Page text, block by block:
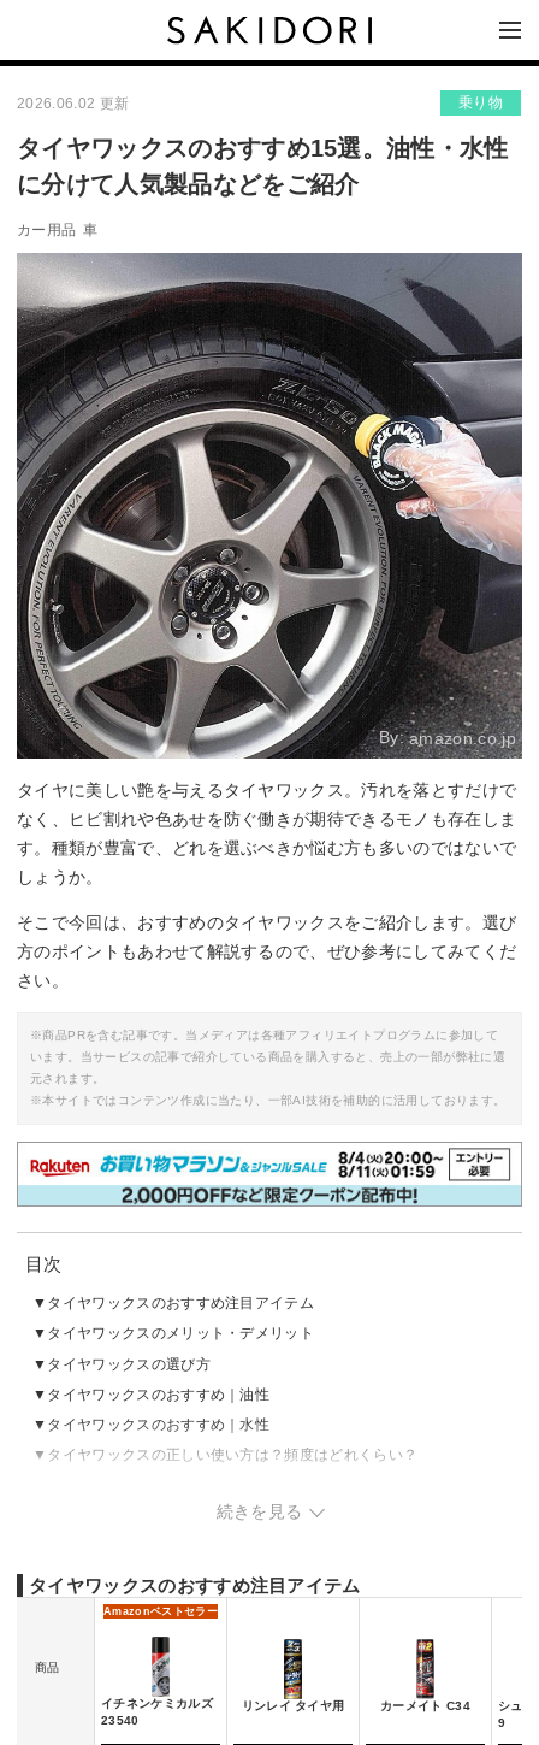
2026.06.02 更新 乗り物
タイヤワックスのおすすめ15選。油性・水性
に分けて人気製品などをご紹介
カー用品 車
By:amazon.co.jp
タイヤに美しい艶を与えるタイヤワックス。汚れを落とすだけで
なく、ヒビ割れや色あせを防ぐ働きが期待できるモノも存在しま
す。種類が豊富で、どれを選ぶべきか悩む方も多いのではないで
しょうか。
そこで今回は、おすすめのタイヤワックスをご紹介します。選び
方のポイントもあわせて解説するので、ぜひ参考にしてみてくだ
さい。
※商品PRを含む記事です。当メディアは各種アフィリエイトプログラムに参加して
います。当サービスの記事で紹介している商品を購入すると、売上の一部が弊社に還
元されます。
※本サイトではコンテンツ作成に当たり、一部AI技術を補助的に活用しております。
目次
タイヤワックスのおすすめ注目アイテム
タイヤワックスのメリット・デメリット
タイヤワックスの選び方
タイヤワックスのおすすめ｜油性
タイヤワックスのおすすめ｜水性
タイヤワックスの正しい使い方は？頻度はどれくらい？
続きを見る
タイヤワックスのおすすめ注目アイテム
商品
Amazonベストセラー
イチネンケミカルズ
23540
リンレイ タイヤ用 カーメイト C34
シュ
9